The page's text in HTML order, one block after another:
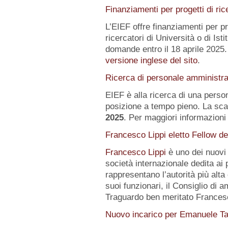
Finanziamenti per progetti di
L’EIEF offre finanziamenti per
ricercatori di Università o di
domande entro il 18 aprile
versione inglese del sito.
Ricerca di personale
EIEF è alla ricerca di una
posizione a tempo pieno. La
2025. Per maggiori informazioni
Francesco Lippi eletto Fellow
Francesco Lippi è uno dei nuovi
società internazionale dedita ai
rappresentano l’autorità più
suoi funzionari, il Consiglio di
Traguardo ben meritato
Nuovo incarico per Emanuele